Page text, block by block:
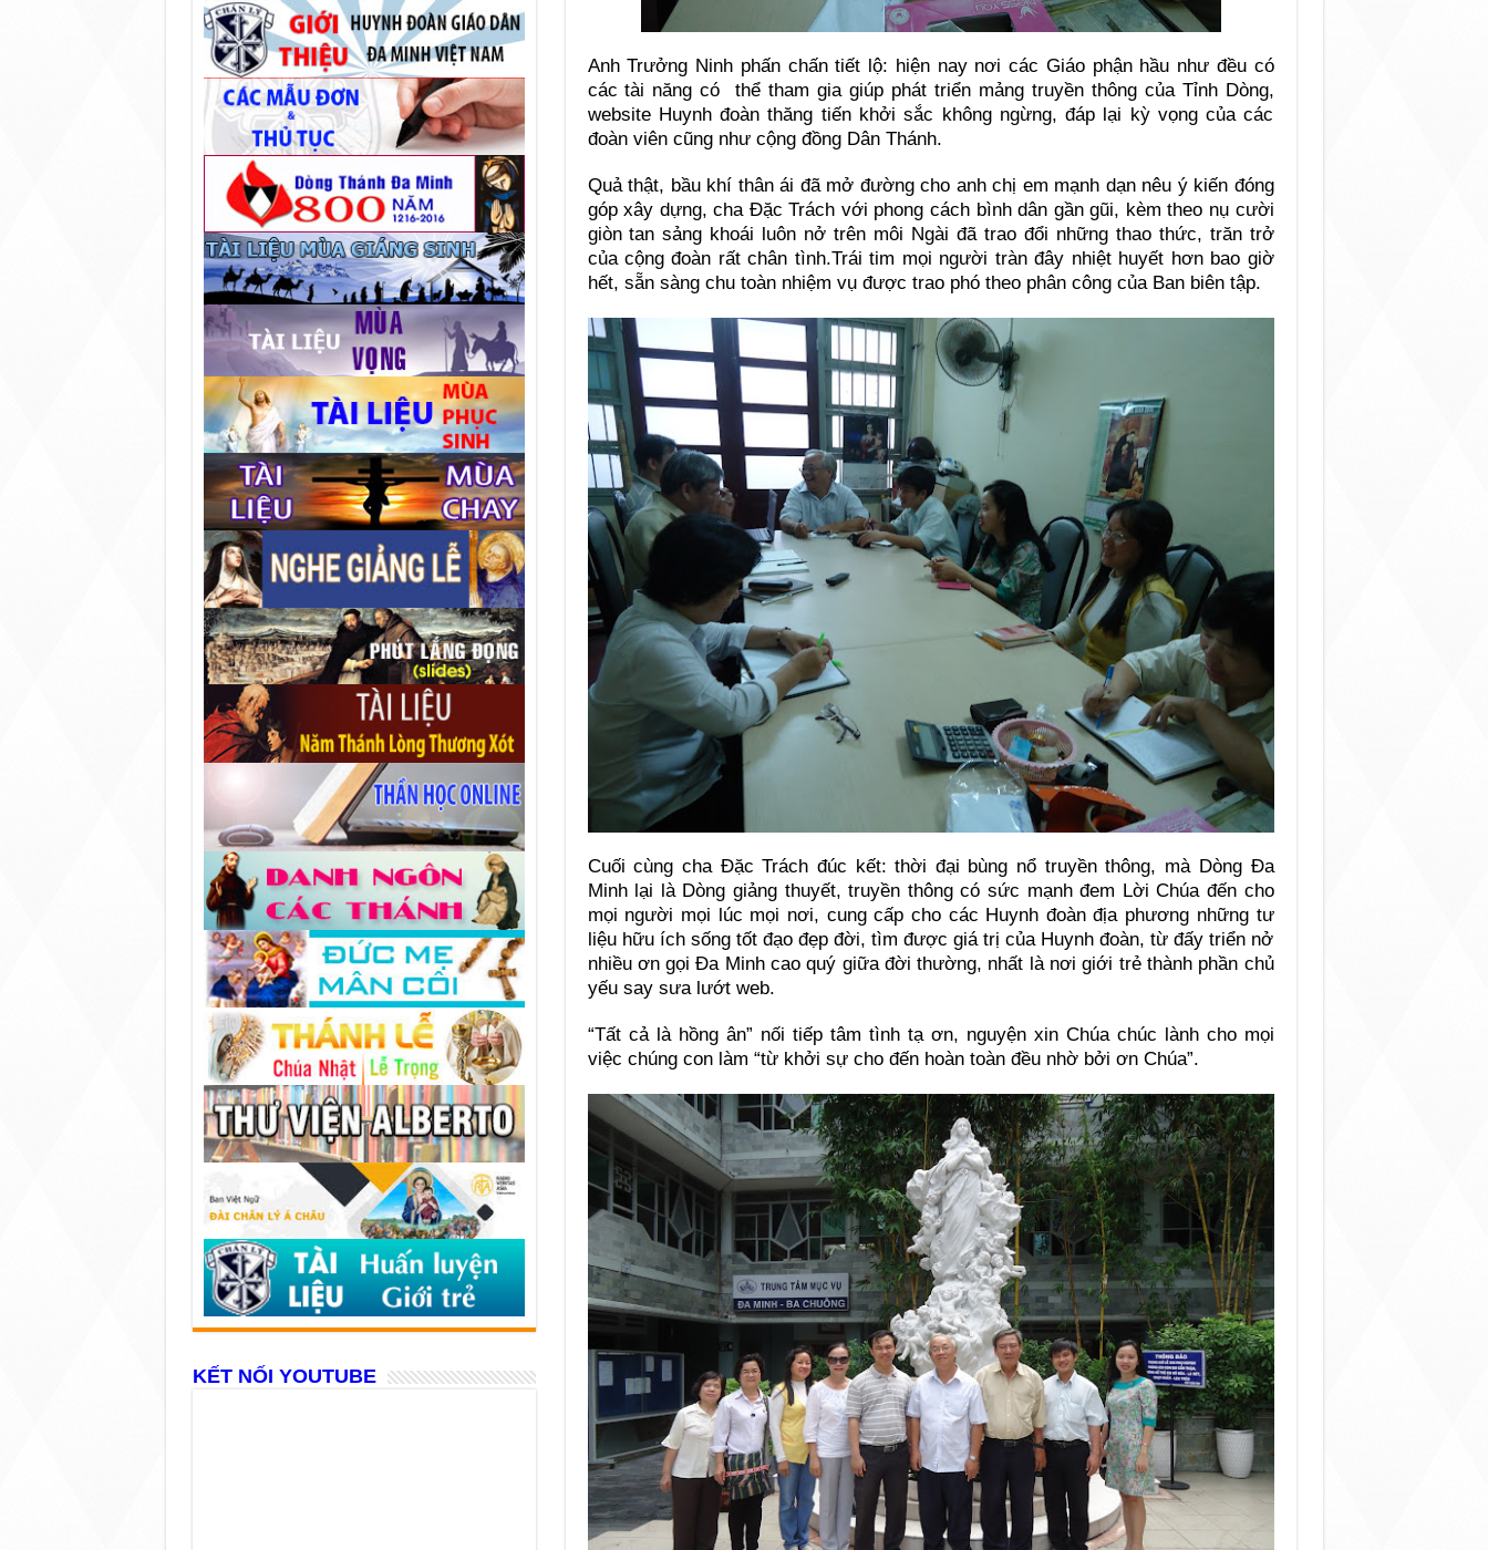
Anh Trưởng Ninh phấn chấn tiết lộ: hiện nay nơi các Giáo phận hầu như đều có
các tài năng có thể tham gia giúp phát triển mảng truyền thông của Tỉnh Dòng,
website Huynh đoàn thăng tiến khởi sắc không ngừng, đáp lại kỳ vọng của các
đoàn viên cũng như cộng đồng Dân Thánh.
Quả thật, bầu khí thân ái đã mở đường cho anh chị em mạnh dạn nêu ý kiến đóng
góp xây dựng, cha Đặc Trách với phong cách bình dân gần gũi, kèm theo nụ cười
giòn tan sảng khoái luôn nở trên môi Ngài đã trao đổi những thao thức, trăn trở
của cộng đoàn rất chân tình.Trái tim mọi người tràn đây nhiệt huyết hơn bao giờ
hết, sẵn sàng chu toàn nhiệm vụ được trao phó theo phân công của Ban biên tập.
Cuối cùng cha Đặc Trách đúc kết: thời đại bùng nổ truyền thông, mà Dòng Đa
Minh lại là Dòng giảng thuyết, truyền thông có sức mạnh đem Lời Chúa đến cho
mọi người mọi lúc mọi nơi, cung cấp cho các Huynh đoàn địa phương những tư
liệu hữu ích sống tốt đạo đẹp đời, tìm được giá trị của Huynh đoàn, từ đấy triển nở
nhiều ơn gọi Đa Minh cao quý giữa đời thường, nhất là nơi giới trẻ thành phần chủ
yếu say sưa lướt web.
“Tất cả là hồng ân” nối tiếp tâm tình tạ ơn, nguyện xin Chúa chúc lành cho mọi
việc chúng con làm “từ khởi sự cho đến hoàn toàn đều nhờ bởi ơn Chúa”.
KẾT NỐI YOUTUBE